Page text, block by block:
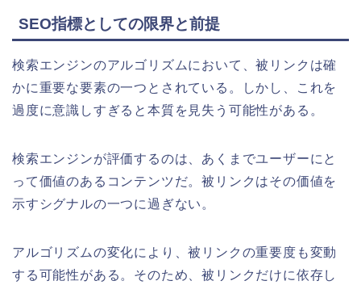
SEO指標としての限界と前提
検索エンジンのアルゴリズムにおいて、被リンクは確
かに重要な要素の一つとされている。しかし、これを
過度に意識しすぎると本質を見失う可能性がある。
検索エンジンが評価するのは、あくまでユーザーにと
って価値のあるコンテンツだ。被リンクはその価値を
示すシグナルの一つに過ぎない。
アルゴリズムの変化により、被リンクの重要度も変動
する可能性がある。そのため、被リンクだけに依存し